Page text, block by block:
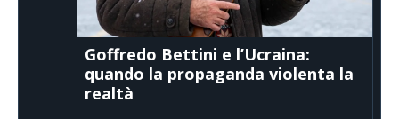
Goffredo Bettini e l’Ucraina:
quando la propaganda violenta la
realtà